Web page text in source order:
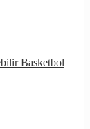
Basketbol